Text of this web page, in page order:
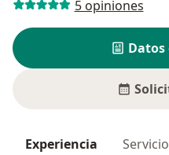
5 opiniones
Experiencia